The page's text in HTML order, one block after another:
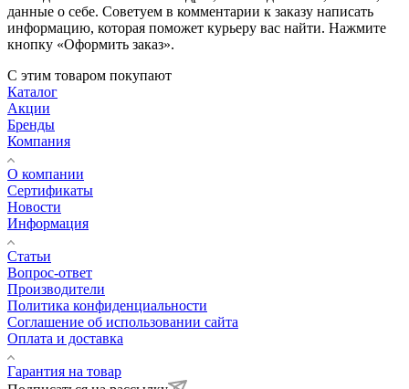
данные о себе. Советуем в комментарии к заказу написать
информацию, которая поможет курьеру вас найти. Нажмите
кнопку «Оформить заказ».
С этим товаром покупают
Каталог
Акции
Бренды
Компания
О компании
Сертификаты
Новости
Информация
Статьи
Вопрос-ответ
Производители
Политика конфиденциальности
Соглашение об использовании сайта
Оплата и доставка
Гарантия на товар